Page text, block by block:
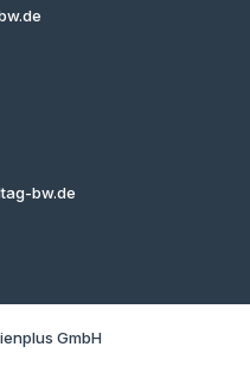
bw.de
GmbH